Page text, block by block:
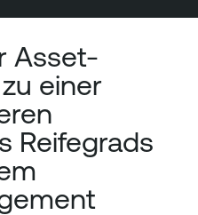
Asset-
einer
Reifegrads